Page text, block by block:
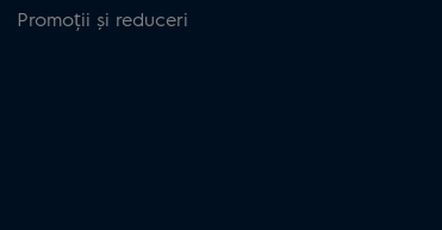
Promoții și reduceri